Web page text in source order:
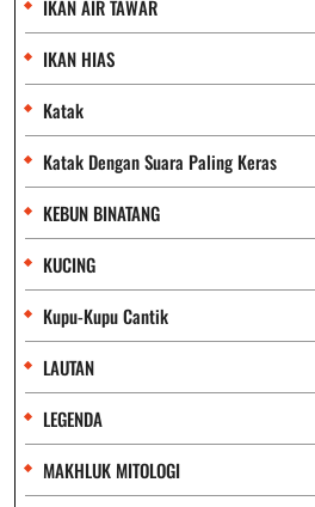
IKAN AIR TAWAR
IKAN HIAS
Katak
Katak Dengan Suara Paling Keras
KEBUN BINATANG
KUCING
Kupu-Kupu Cantik
LAUTAN
LEGENDA
MAKHLUK MITOLOGI